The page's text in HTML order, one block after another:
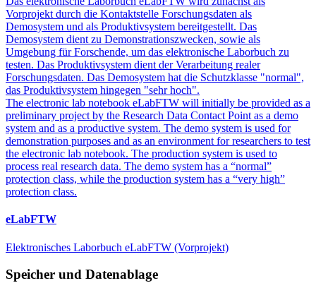
Vorprojekt durch die Kontaktstelle Forschungsdaten als
Demosystem und als Produktivsystem bereitgestellt. Das
Demosystem dient zu Demonstrationszwecken, sowie als
Umgebung für Forschende, um das elektronische Laborbuch zu
testen. Das Produktivsystem dient der Verarbeitung realer
Forschungsdaten. Das Demosystem hat die Schutzklasse "normal",
das Produktivsystem hingegen "sehr hoch".
The electronic lab notebook eLabFTW will initially be provided as a
preliminary project by the Research Data Contact Point as a demo
system and as a productive system. The demo system is used for
demonstration purposes and as an environment for researchers to test
the electronic lab notebook. The production system is used to
process real research data. The demo system has a “normal”
protection class, while the production system has a “very high”
protection class.
eLabFTW
Elektronisches Laborbuch eLabFTW (Vorprojekt)
Speicher und Datenablage